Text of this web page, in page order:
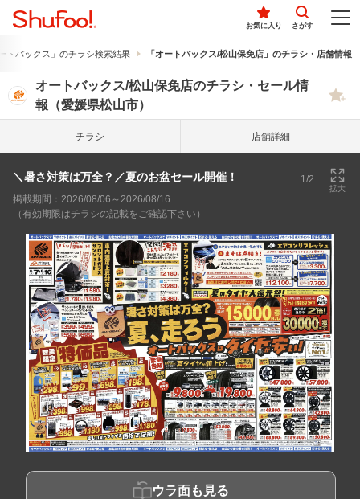
お気に入り さがす
トバックス」のチラシ検索結果 「オートバックス/松山保免店」のチラシ・店舗情報
オートバックス/松山保免店のチラシ・セール情
報（愛媛県松山市）
チラシ 店舗詳細
＼暑さ対策は万全？／夏のお盆セール開催！ 1/2
拡大
掲載期間：2026/08/06～2026/08/16
（有効期限はチラシの記載をご確認下さい）
ウラ面も見る